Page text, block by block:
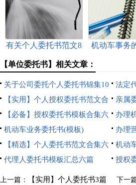
有关个人委托书范文8
机动车事务
【单位委托书】相关文章：
关于公司委托个人委托书锦集10
篇
法定
【实用】个人授权委托书范文合
集10篇
亲属
【必备】授权委托书模板合集六
篇
办理
机动车业务委托书(模板)
办理
【精选】个人委托书范文合集六
篇
机动
代理人委托书模板汇总六篇
授权
上一篇： 【实用】个人委托书3篇 下一